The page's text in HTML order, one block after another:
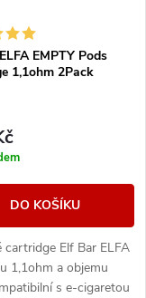
EMPTY Pods
1,1ohm 2Pack
DO KOŠÍKU
cartridge Elf Bar ELFA
1,1ohm a objemu
s e-cigaretou